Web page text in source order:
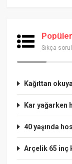
Sıkça
Kağıttan
Kar yağarken
40 yaşında
Arçelik 65 inç